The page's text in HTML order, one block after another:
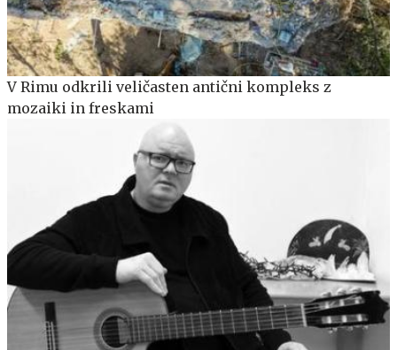
V Rimu odkrili veličasten antični kompleks z
mozaiki in freskami